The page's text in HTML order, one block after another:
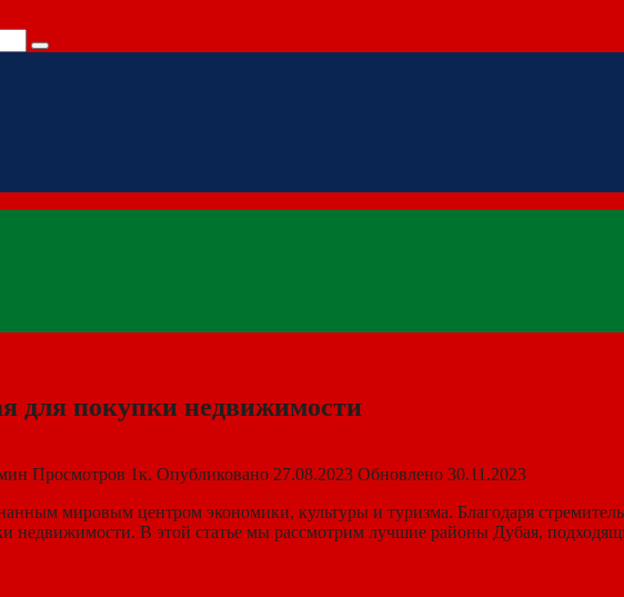
для покупки недвижимости
Просмотров 1к. Опубликовано 27.08.2023 Обновлено 30.11.2023
мировым центром экономики, культуры и туризма. Благодаря
недвижимости. В этой статье мы рассмотрим лучшие районы Дубая,